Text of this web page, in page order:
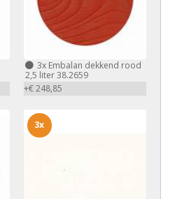
3xEmbalan dekkend rood
2,5 liter 38.2659
+€ 248,85
3x